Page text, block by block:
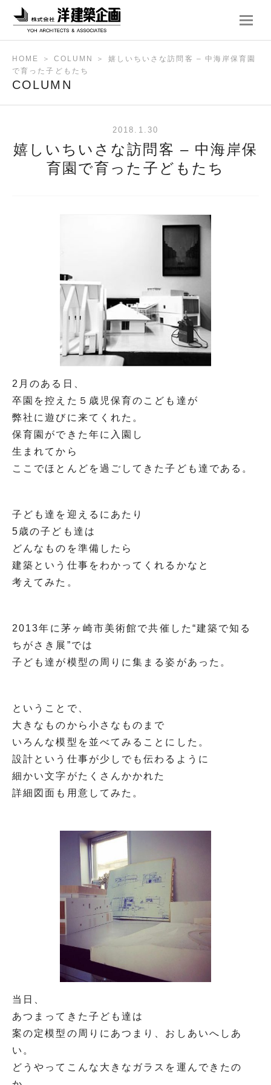
ナ
ー
ン
HOME ＞ COLUMN ＞ 嬉しいちいさな訪問客 – 中海岸保育園
で育った子どもたち
COLUMN
2018.1.30
嬉しいちいさな訪問客 – 中海岸保
育園で育った子どもたち
2月のある日、
卒園を控えた５歳児保育のこども達が
弊社に遊びに来てくれた。
保育園ができた年に入園し
生まれてから
ここでほとんどを過ごしてきた子ども達である。
子ども達を迎えるにあたり
5歳の子ども達は
どんなものを準備したら
建築という仕事をわかってくれるかなと
考えてみた。
2013年に茅ヶ崎市美術館で共催した“建築で知る
ちがさき展”では
子ども達が模型の周りに集まる姿があった。
ということで、
大きなものから小さなものまで
いろんな模型を並べてみることにした。
設計という仕事が少しでも伝わるように
細かい文字がたくさんかかれた
詳細図面も用意してみた。
当日、
あつまってきた子ども達は
案の定模型の周りにあつまり、おしあいへしあ
い。
どうやってこんな大きなガラスを運んできたの